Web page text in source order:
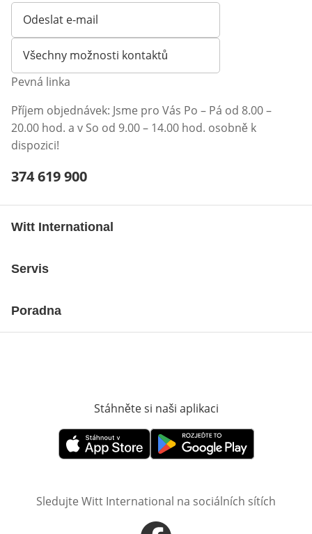
Odeslat e-mail
Otevírá e-mailového klienta
Všechny možnosti kontaktů
Pevná linka
Příjem objednávek: Jsme pro Vás Po – Pá od 8.00 –
20.00 hod. a v So od 9.00 – 14.00 hod. osobně k
dispozici!
Telefonní číslo:
374 619 900
Witt International
Servis
Poradna
Stáhněte si naši aplikaci
Otevře v novém okněOtevře v novém okně
Sledujte Witt International na sociálních sítích